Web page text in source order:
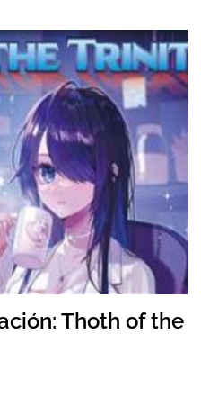
Thoth of the